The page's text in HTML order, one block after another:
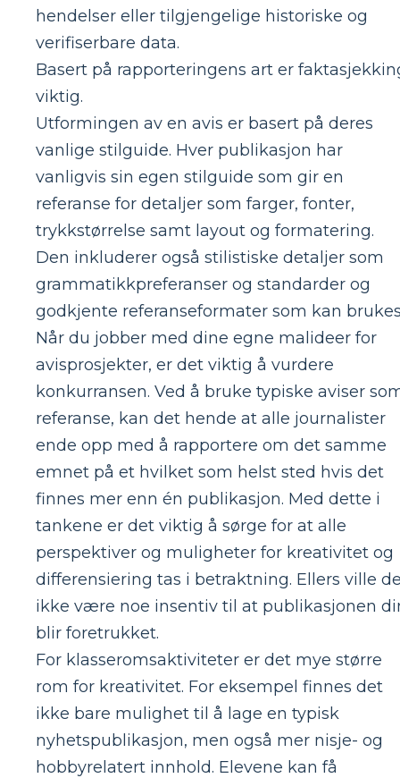
hendelser eller tilgjengelige historiske og
verifiserbare data.
Basert på rapporteringens art er
viktig.
Utformingen av en avis er basert på deres
vanlige stilguide. Hver publikasjon har
vanligvis sin egen stilguide som gir en
referanse for detaljer som farger, fonter,
trykkstørrelse samt layout og formatering.
Den inkluderer også stilistiske detaljer som
grammatikkpreferanser og standarder og
godkjente referanseformater som kan
Når du jobber med dine egne malideer for
avisprosjekter, er det viktig å vurdere
konkurransen. Ved å bruke typiske aviser
referanse, kan det hende at alle journalister
ende opp med å rapportere om det samme
emnet på et hvilket som helst sted hvis det
finnes mer enn én publikasjon. Med dette i
tankene er det viktig å sørge for at alle
perspektiver og muligheter for kreativitet og
differensiering tas i betraktning. Ellers ville
ikke være noe insentiv til at publikasjonen
blir foretrukket.
For klasseromsaktiviteter er det mye større
rom for kreativitet. For eksempel finnes det
ikke bare mulighet til å lage en typisk
nyhetspublikasjon, men også mer nisje- og
hobbyrelatert innhold. Elevene kan få